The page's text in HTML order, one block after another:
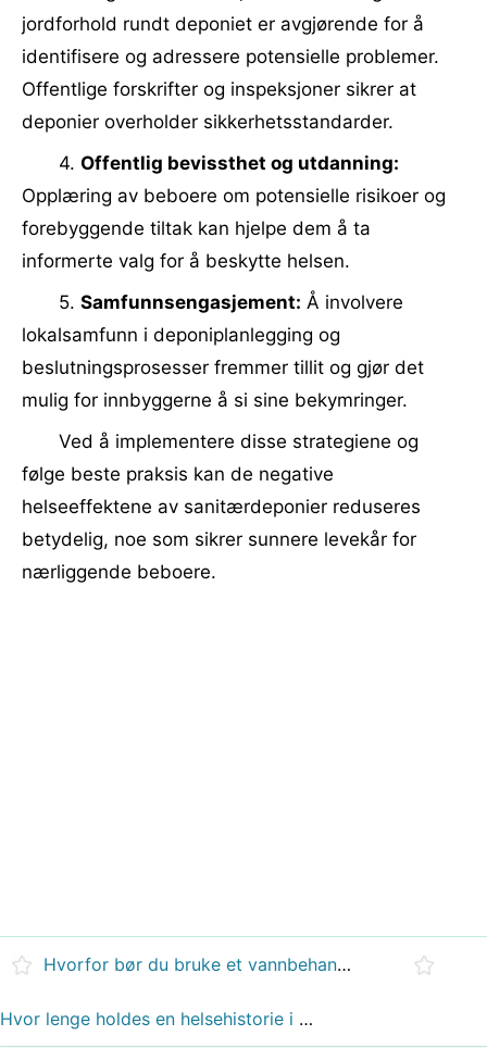
jordforhold rundt deponiet er avgjørende for å
identifisere og adressere potensielle problemer.
Offentlige forskrifter og inspeksjoner sikrer at
deponier overholder sikkerhetsstandarder.
4. Offentlig bevissthet og utdanning:
Opplæring av beboere om potensielle risikoer og
forebyggende tiltak kan hjelpe dem å ta
informerte valg for å beskytte helsen.
5. Samfunnsengasjement: Å involvere
lokalsamfunn i deponiplanlegging og
beslutningsprosesser fremmer tillit og gjør det
mulig for innbyggerne å si sine bekymringer.
Ved å implementere disse strategiene og
følge beste praksis kan de negative
helseeffektene av sanitærdeponier reduseres
betydelig, noe som sikrer sunnere levekår for
nærliggende beboere.
Hvorfor bør du bruke et vannbehandlingssystem for hele huset?
Hvor lenge holdes en helsehistorie i California. Dette spørsmålet er stilt referansen til å bli oppdatert årlig. Kan forrige år ødelegges?